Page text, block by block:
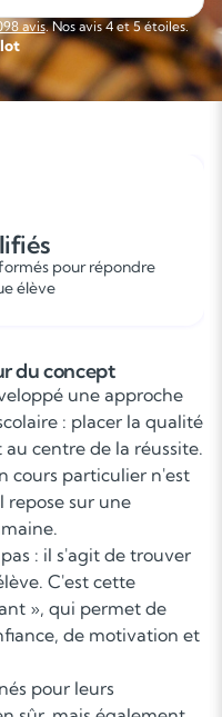
recommande sans
avis. Nos avis 4 et 5 étoiles.
pour répondre
élève
du concept
une approche
: placer la qualité
centre de la réussite.
cours particulier n'est
repose sur une
: il s'agit de trouver
C'est cette
», qui permet de
de motivation et
pour leurs